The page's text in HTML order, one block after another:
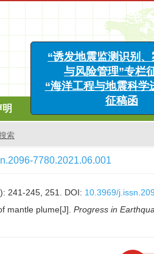
期刊订阅
索
7780.2021.06.001
241-245, 251. DOI: 10.3969/
mantle plume[J]. Progress in
“诱发地震监
与风险管
“海洋工程与